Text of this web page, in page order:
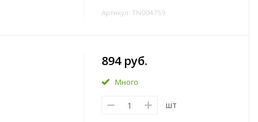
Артикул: TN004759
894 руб.
Много
шт